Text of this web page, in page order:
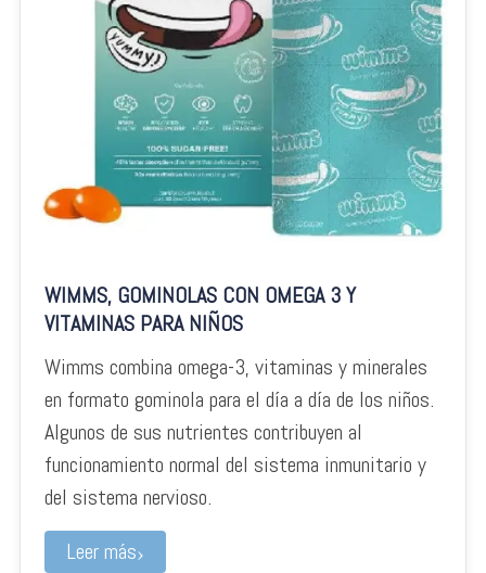
WIMMS, GOMINOLAS CON OMEGA 3 Y
VITAMINAS PARA NIÑOS
Wimms combina omega-3, vitaminas y minerales
en formato gominola para el día a día de los niños.
Algunos de sus nutrientes contribuyen al
funcionamiento normal del sistema inmunitario y
del sistema nervioso.
Leer más